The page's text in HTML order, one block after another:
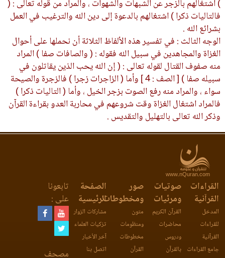
) اشتغالهم بالزجر عن الشبهات والشهوات ، والمراد من قوله تعالى : (
فالتاليات ذكرا ) اشتغالهم بالدعوة إلى دين الله والترغيب في العمل
بشرائع الله .
الوجه الثالث : في تفسير هذه الألفاظ الثلاثة أن نحملها على أحوال
الغزاة والمجاهدين في سبيل الله فقوله : ( والصافات صفا ) المراد
منه صفوف القتال لقوله تعالى : ( إن الله يحب الذين يقاتلون في
سبيله صفا ) [ الصف : 4 ] وأما ( الزاجرات زجرا ) فالزجرة والصيحة
سواء ، والمراد منه رفع الصوت بزجر الخيل ، وأما ( التاليات ذكرا )
فالمراد اشتغال الغزاة وقت شروعهم في محاربة العدو بقراءة القرآن
وذكر الله تعالى بالتهليل والتقديس .
www.nQuran.com
القراءات
القرآنية
المدخل
للقراءات
القرآنية
جامع القراءات
صوتيات
ومرئيات
القرآن الكريم
محاضرات
ودروس
بالقرآن
صور
ومخطوطات
متون
ومنظومات
مخطوطات
القرآن
الصفحة
الرئيسية
مشاركات الزوار
تزكيات العلماء
آخر الأخبار
اتصل بنا
تابعونا
على :
مصحف